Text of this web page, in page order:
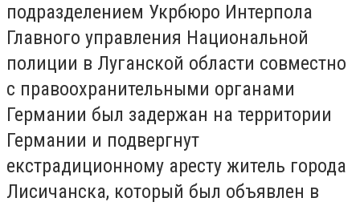
подразделением Укрбюро Интерпола
Главного управления Национальной
полиции в Луганской области совместно
с правоохранительными органами
Германии был задержан на территории
Германии и подвергнут
екстрадиционному аресту житель города
Лисичанска, который был объявлен в